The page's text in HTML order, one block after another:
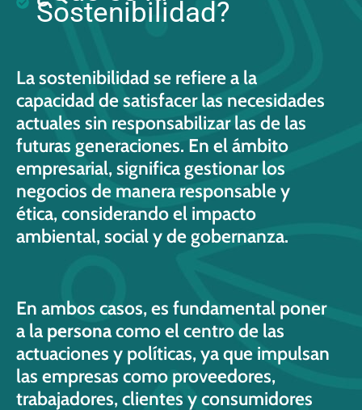
Sostenibilidad?
La sostenibilidad se refiere a la
capacidad de satisfacer las necesidades
actuales sin responsabilizar las de las
futuras generaciones. En el ámbito
empresarial, significa gestionar los
negocios de manera responsable y
ética, considerando el impacto
ambiental, social y de gobernanza.
En ambos casos, es fundamental poner
a la personacomo el centro de las
actuaciones y políticas, ya que impulsan
las empresas como proveedores,
trabajadores, clientes y consumidores